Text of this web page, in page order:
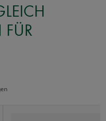
FÜR